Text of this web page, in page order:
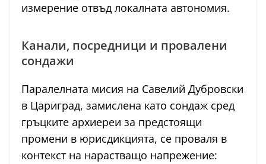
измерение отвъд локалната автономия.
Канали, посредници и провалени
сондажи
Паралелната мисия на Савелий Дубровски
в Цариград, замислена като сондаж сред
гръцките архиереи за предстоящи
промени в юрисдикцията, се проваля в
контекст на нарастващо напрежение: